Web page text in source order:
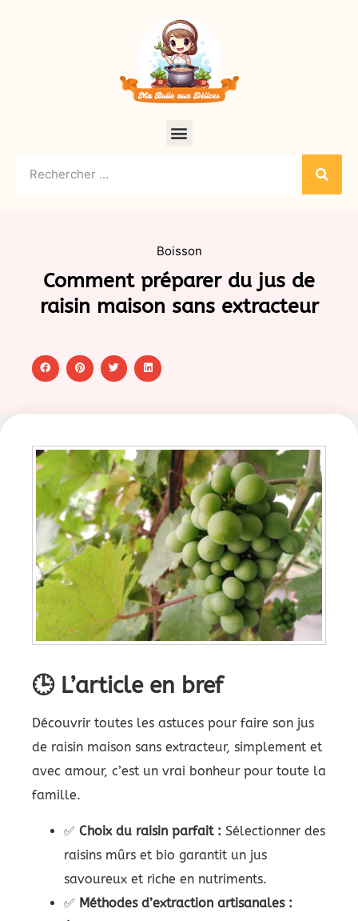
Boisson
Comment préparer du jus de
raisin maison sans extracteur
🕒 L’article en bref
Découvrir toutes les astuces pour faire son jus
de raisin maison sans extracteur, simplement et
avec amour, c’est un vrai bonheur pour toute la
famille.
✅ Choix du raisin parfait : Sélectionner des
raisins mûrs et bio garantit un jus
savoureux et riche en nutriments.
✅ Méthodes d’extraction artisanales :